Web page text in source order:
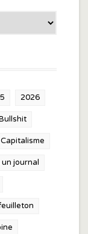
2026
Capitalisme
journal